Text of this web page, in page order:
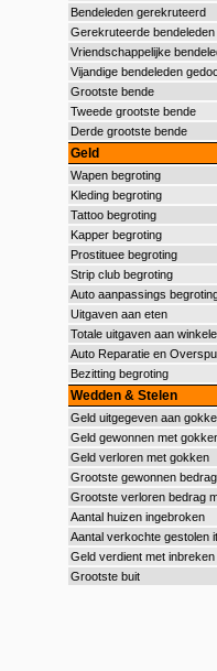
Bendeleden gerekruteerd
Gerekruteerde bendeleden
Vriendschappelijke
Vijandige bendeleden
Grootste bende
Tweede grootste bende
Derde grootste bende
Geld
Wapen begroting
Kleding begroting
Tattoo begroting
Kapper begroting
Prostituee begroting
Strip club begroting
Auto aanpassings
Uitgaven aan eten
Totale uitgaven aan
Auto Reparatie en
Bezitting begroting
Wedden & Stelen
Geld uitgegeven aan
Geld gewonnen met
Geld verloren met gokken
Grootste gewonnen
Grootste verloren bedrag
Aantal huizen ingebroken
Aantal verkochte gestolen
Geld verdient met inbreken
Grootste buit